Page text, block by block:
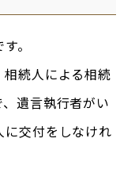
。
続人による相続
遺言執行者がい
交付をしなけれ